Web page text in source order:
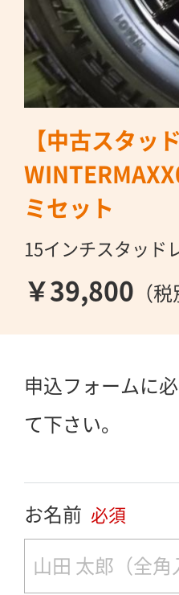
【中古スタッ
ミセット
15インチスタッド
￥39,800 （税
申込フォームに
て下さい。
お名前 必須